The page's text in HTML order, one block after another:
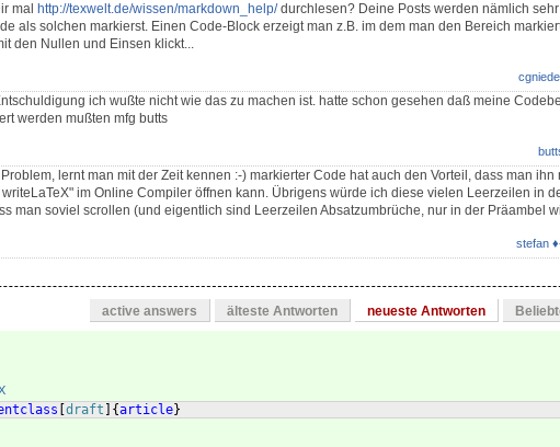
mal http://texwelt.de/wissen/markdown_help/durchlesen? Deine Posts werden nämlich
als solchen markierst. Einen Code-Block erzeigt man z.B. im dem man den Bereich
den Nullen und Einsen klickt...
ich wußte nicht wie das zu machen ist. hatte schon gesehen daß meine
werden mußten mfg butts
Problem, lernt man mit der Zeit kennen :-) markierter Code hat auch den Vorteil, dass man ihn
im Online Compiler öffnen kann. Übrigens würde ich diese vielen Leerzeilen in
man soviel scrollen (und eigentlich sind Leerzeilen Absatzumbrüche, nur in der Präambel
stefan
active answers älteste Antworten neueste Antworten
draft {article}